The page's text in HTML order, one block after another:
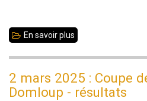
En savoir plus
-
2 mars 2025 : Coupe
Domloup - résultats